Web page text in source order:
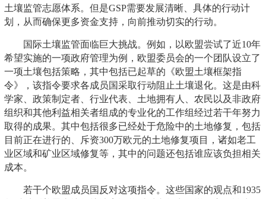
土壤监管志愿体系。但是GSP需要发展清晰、具体的行动计
划，从而确保更多资金支持，向前推动切实的行动。
国际土壤监管面临巨大挑战。例如，以欧盟尝试了近10年
希望实施的一项政府管理为例，欧盟委员会的一个团队设立了
一项土壤包括策略，其中包括已起草的《欧盟土壤框架指
令》，该指令要求各成员国采取行动阻止土壤退化。这是由科
学家、政策制定者、行业代表、土地拥有人、农民以及非政府
组织和其他利益相关者组成的专业化的工作组经过若干年努力
取得的成果。其中包括很多已经处于危险中的土地修复，包括
目前正在进行的、斥资300万欧元的土地修复项目，诸如老工
业区域和矿业区域修复等，其中的问题还包括谁应该负担相关
成本。
若干个欧盟成员国反对这项指令。这些国家的观点和1935